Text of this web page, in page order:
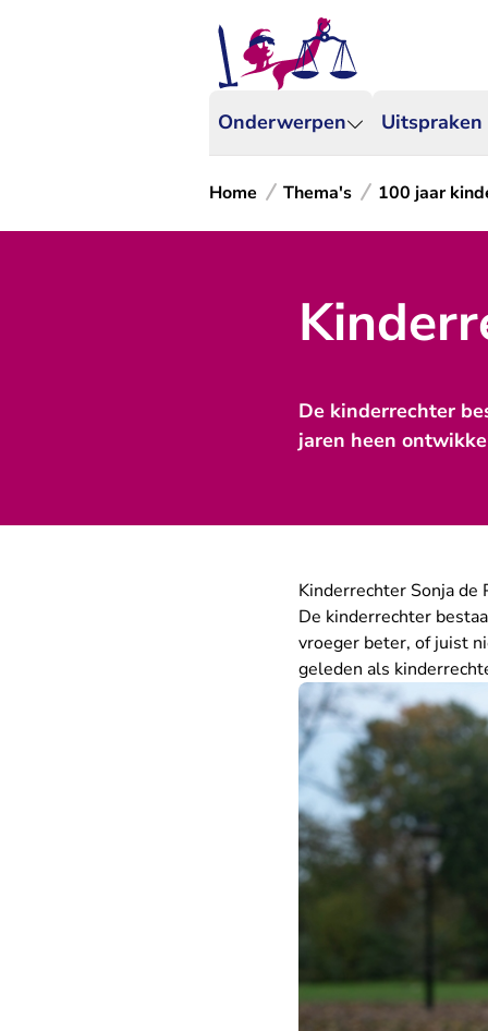
Onderwerpen
Home Thema's 100 jaar
De kinderrechter
jaren heen
Kinderrechter Sonja de
De kinderrechter
vroeger beter, of juist
geleden als